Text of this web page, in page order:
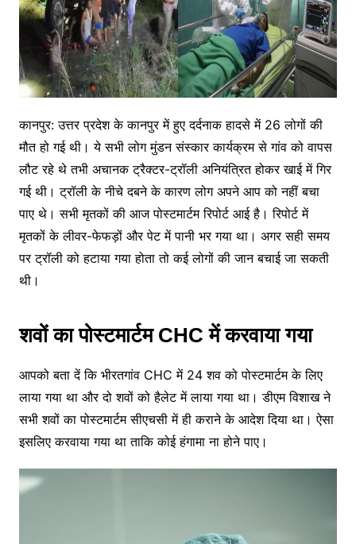
कानपुर: उत्तर प्रदेश के कानपुर में हुए दर्दनाक हादसे में 26 लोगों की
मौत हो गई थी। ये सभी लोग मुंडन संस्कार कार्यक्रम से गांव को वापस
लौट रहे थे तभी अचानक ट्रैक्टर-ट्रॉली अनियंत्रित होकर खाई में गिर
गई थी। ट्रॉली के नीचे दबने के कारण लोग अपने आप को नहीं बचा
पाए थे। सभी मृतकों की आज पोस्टमार्टम रिपोर्ट आई है। रिपोर्ट में
मृतकों के लीवर-फेफड़ों और पेट में पानी भर गया था। अगर सही समय
पर ट्रॉली को हटाया गया होता तो कई लोगों की जान बचाई जा सकती
थी।
शवों का पोस्टमार्टम CHC में करवाया गया
आपको बता दें कि भीरतगांव CHC में 24 शव को पोस्टमार्टम के लिए
लाया गया था और दो शवों को हैलेट में लाया गया था। डीएम विशाख ने
सभी शवों का पोस्टमार्टम सीएचसी में ही कराने के आदेश दिया था। ऐसा
इसलिए करवाया गया था ताकि कोई हंगामा ना होने पाए।